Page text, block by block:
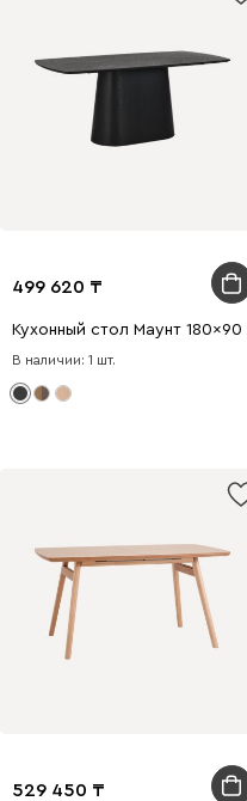
499 620
Кухонный стол Маунт
В наличии: 1 шт.
529 450